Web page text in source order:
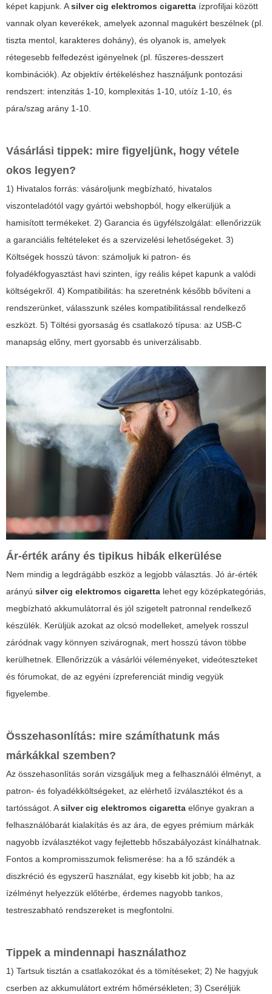
képet kapjunk. Asilver cig elektromos cigaretta ízprofiljai között
vannak olyan keverékek, amelyek azonnal magukért beszélnek (pl.
tiszta mentol, karakteres dohány), és olyanok is, amelyek
rétegesebb felfedezést igényelnek (pl. fűszeres-desszert
kombinációk). Az objektív értékeléshez használjunk pontozási
rendszert: intenzitás 1-10, komplexitás 1-10, utóíz 1-10, és
pára/szag arány 1-10.
Vásárlási tippek: mire figyeljünk, hogy vétele
okos legyen?
1) Hivatalos forrás: vásároljunk megbízható, hivatalos
viszonteladótól vagy gyártói webshopból, hogy elkerüljük a
hamisított termékeket. 2) Garancia és ügyfélszolgálat: ellenőrizzük
a garanciális feltételeket és a szervizelési lehetőségeket. 3)
Költségek hosszú távon: számoljuk ki patron- és
folyadékfogyasztást havi szinten, így reális képet kapunk a valódi
költségekről. 4) Kompatibilitás: ha szeretnénk később bővíteni a
rendszerünket, válasszunk széles kompatibilitással rendelkező
eszközt. 5) Töltési gyorsaság és csatlakozó típusa: az USB-C
manapság előny, mert gyorsabb és univerzálisabb.
Ár-érték arány és tipikus hibák elkerülése
Nem mindig a legdrágább eszköz a legjobb választás. Jó ár-érték
arányú silver cig elektromos cigaretta lehet egy középkategóriás,
megbízható akkumulátorral és jól szigetelt patronnal rendelkező
készülék. Kerüljük azokat az olcsó modelleket, amelyek rosszul
záródnak vagy könnyen szivárognak, mert hosszú távon többe
kerülhetnek. Ellenőrizzük a vásárlói véleményeket, videóteszteket
és fórumokat, de az egyéni ízpreferenciát mindig vegyük
figyelembe.
Összehasonlítás: mire számíthatunk más
márkákkal szemben?
Az összehasonlítás során vizsgáljuk meg a felhasználói élményt, a
patron- és folyadékköltségeket, az elérhető ízválasztékot és a
tartósságot. Asilver cig elektromos cigaretta előnye gyakran a
felhasználóbarát kialakítás és az ára, de egyes prémium márkák
nagyobb ízválasztékot vagy fejlettebb hőszabályozást kínálhatnak.
Fontos a kompromisszumok felismerése: ha a fő szándék a
diszkréció és egyszerű használat, egy kisebb kit jobb; ha az
ízélményt helyezzük előtérbe, érdemes nagyobb tankos,
testreszabható rendszereket is megfontolni.
Tippek a mindennapi használathoz
1) Tartsuk tisztán a csatlakozókat és a tömítéseket; 2) Ne hagyjuk
cserben az akkumulátort extrém hőmérsékleten; 3) Cseréljük